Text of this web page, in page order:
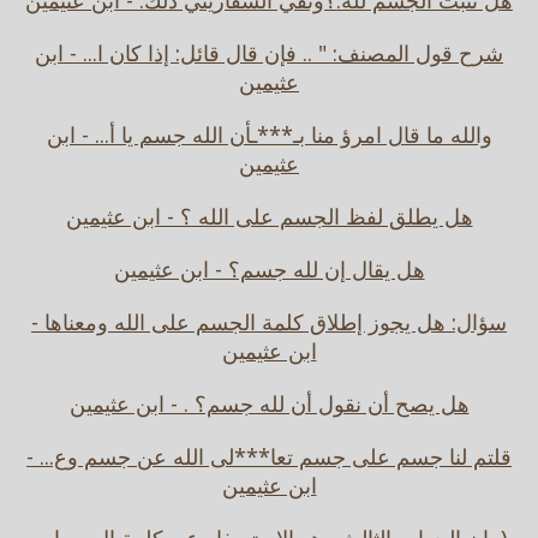
شرح قول المصنف: " .. فإن قال قائل: إذا كان ا... - ابن
عثيمين
والله ما قال امرؤ منا بـ***ـأن الله جسم يا أ... - ابن
عثيمين
هل يطلق لفظ الجسم على الله ؟ - ابن عثيمين
هل يقال إن لله جسم؟ - ابن عثيمين
سؤال: هل يجوز إطلاق كلمة الجسم على الله ومعناها -
ابن عثيمين
هل يصح أن نقول أن لله جسم؟ . - ابن عثيمين
قلتم لنا جسم على جسم تعا***لى الله عن جسم وع... -
ابن عثيمين